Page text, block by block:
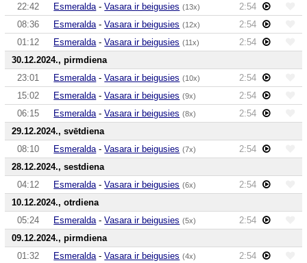
22:42
Esmeralda -Vasara ir beigusies (13x)
2:54
08:36
Esmeralda -Vasara ir beigusies (12x)
2:54
01:12
Esmeralda -Vasara ir beigusies (11x)
2:54
30.12.2024., pirmdiena
23:01
Esmeralda -Vasara ir beigusies (10x)
2:54
15:02
Esmeralda -Vasara ir beigusies (9x)
2:54
06:15
Esmeralda -Vasara ir beigusies (8x)
2:54
29.12.2024., svētdiena
08:10
Esmeralda -Vasara ir beigusies (7x)
2:54
28.12.2024., sestdiena
04:12
Esmeralda -Vasara ir beigusies (6x)
2:54
10.12.2024., otrdiena
05:24
Esmeralda -Vasara ir beigusies (5x)
2:54
09.12.2024., pirmdiena
01:32
Esmeralda -Vasara ir beigusies (4x) 2:54